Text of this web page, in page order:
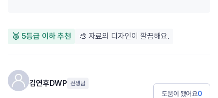
🥉 5등급 이하 추천 🎨 자료의 디자인이 깔끔해요.
김연후DWP 선생님
도움이 됐어요0